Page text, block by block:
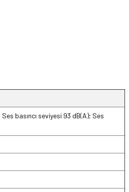
basıncı seviyesi 93 dB(A); Ses